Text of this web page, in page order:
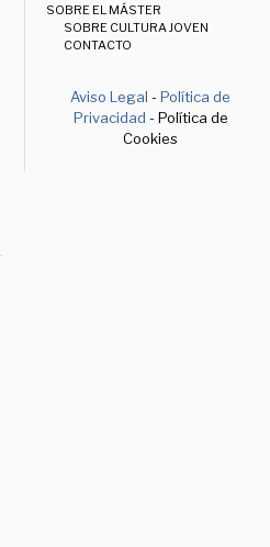
SOBRE EL MÁSTER
SOBRE CULTURA JOVEN
CONTACTO
Aviso Legal -Política de
Privacidad - Política de
Cookies